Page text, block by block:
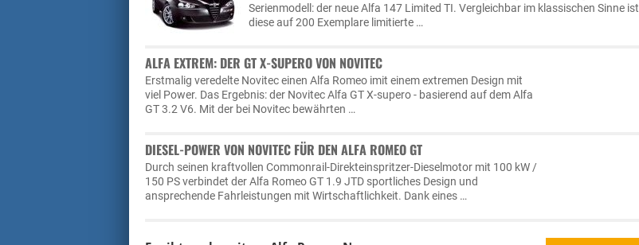
Serienmodell: der neue Alfa 147 Limited TI. Vergleichbar im klassischen Sinne ist
diese auf 200 Exemplare limitierte …
ALFA EXTREM: DER GT X-SUPERO VON NOVITEC
Erstmalig veredelte Novitec einen Alfa Romeo imit einem extremen Design mit
viel Power. Das Ergebnis: der Novitec Alfa GT X-supero - basierend auf dem Alfa
GT 3.2 V6. Mit der bei Novitec bewährten …
DIESEL-POWER VON NOVITEC FÜR DEN ALFA ROMEO GT
Durch seinen kraftvollen Commonrail-Direkteinspritzer-Dieselmotor mit 100 kW /
150 PS verbindet der Alfa Romeo GT 1.9 JTD sportliches Design und
ansprechende Fahrleistungen mit Wirtschaftlichkeit. Dank eines …